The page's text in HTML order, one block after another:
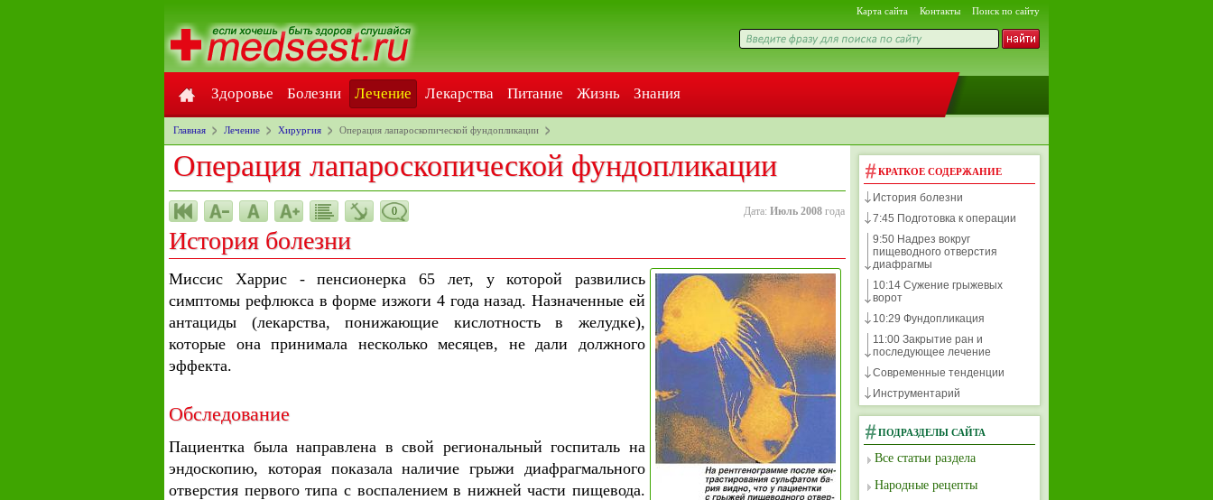
Карта сайта Контакты Поиск по сайту
Здоровье Болезни Лечение Лекарства Питание Жизнь Знания
Главная Лечение Хирургия Операция лапароскопической фундопликации
Операция лапароскопической фундопликации
0 Дата: Июль 2008 года
История болезни
Миссис Харрис - пенсионерка 65 лет, у которой развились
симптомы рефлюкса в форме изжоги 4 года назад. Назначенные ей
антациды (лекарства, понижающие кислотность в желудке),
которые она принимала несколько месяцев, не дали должного
эффекта.
Обследование
Пациентка была направлена в свой региональный госпиталь на
эндоскопию, которая показала наличие грыжи диафрагмального
отверстия первого типа с воспалением в нижней части пищевода.
КРАТКОЕ СОДЕРЖАНИЕ
История болезни
7:45 Подготовка к операции
9:50 Надрез вокруг
пищеводного отверстия
диафрагмы
10:14 Сужение грыжевых
ворот
10:29 Фундопликация
11:00 Закрытие ран и
последующее лечение
Современные тенденции
Инструментарий
ПОДРАЗДЕЛЫ САЙТА
Все статьи раздела
Народные рецепты